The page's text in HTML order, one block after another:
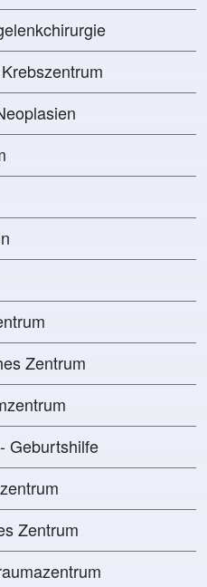
Zentrum
Geburtshilfe
Zentrum